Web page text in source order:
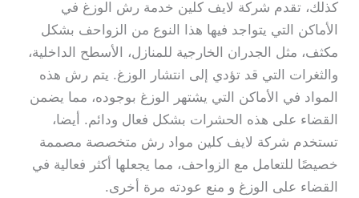
كذلك، تقدم شركة لايف كلين خدمة رش الوزغ في
الأماكن التي يتواجد فيها هذا النوع من الزواحف بشكل
مكثف، مثل الجدران الخارجية للمنازل، الأسطح الداخلية،
والثغرات التي قد تؤدي إلى انتشار الوزغ. يتم رش هذه
المواد في الأماكن التي يشتهر الوزغ بوجوده، مما يضمن
القضاء على هذه الحشرات بشكل فعال ودائم. أيضا،
تستخدم شركة لايف كلين مواد رش متخصصة مصممة
خصيصًا للتعامل مع الزواحف، مما يجعلها أكثر فعالية في
القضاء على الوزغ و منع عودته مرة أخرى.